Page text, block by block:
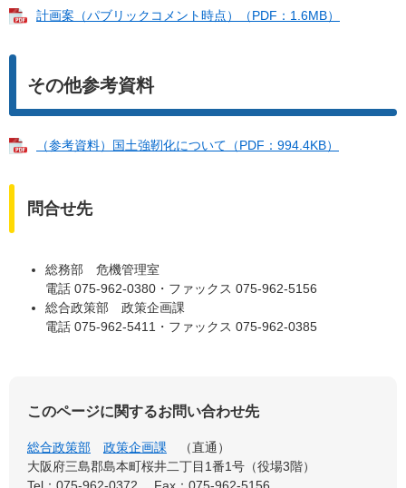
計画案（パブリックコメント時点）（PDF：1.6MB）
その他参考資料
（参考資料）国土強靭化について（PDF：994.4KB）
問合せ先
総務部 危機管理室
電話 075-962-0380・ファックス 075-962-5156
総合政策部 政策企画課
電話 075-962-5411・ファックス 075-962-0385
このページに関するお問い合わせ先
総合政策部 政策企画課
直通
大阪府三島郡島本町桜井二丁目1番1号（役場3階）